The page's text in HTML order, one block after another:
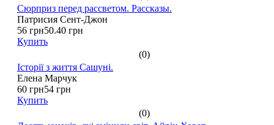
Сюрприз перед рассветом. Рассказы.
Патрисия Сент-Джон
56 грн50.40 грн
Купить
(0)
Історії з життя Сашуні.
Елена Марчук
60 грн54 грн
Купить
(0)